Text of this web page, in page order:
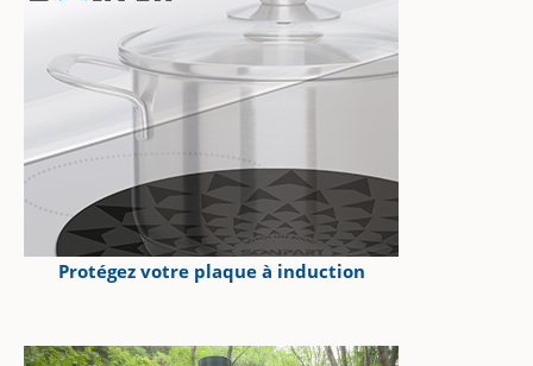
Protégez votre plaque à induction